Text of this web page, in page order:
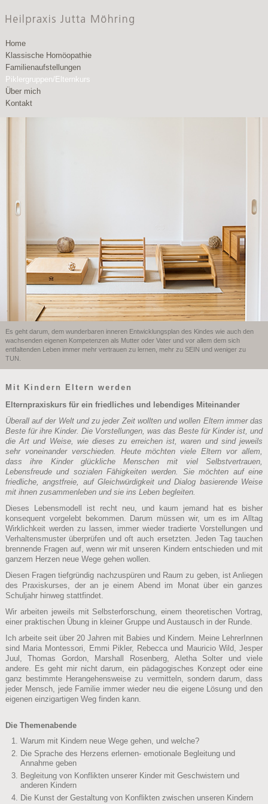
Home
Klassische Homöopathie
Familienaufstellungen
Piklergruppen/Elternkurs
Über mich
Kontakt
Es geht darum, dem wunderbaren inneren Entwicklungsplan des Kindes wie auch den
wachsenden eigenen Kompetenzen als Mutter oder Vater und vor allem dem sich
entfaltenden Leben immer mehr vertrauen zu lernen, mehr zu SEIN und weniger zu
TUN.
Mit Kindern Eltern werden
Elternpraxiskurs für ein friedliches und lebendiges Miteinander
Überall auf der Welt und zu jeder Zeit wollten und wollen Eltern immer das
Beste für ihre Kinder. Die Vorstellungen, was das Beste für Kinder ist, und
die Art und Weise, wie dieses zu erreichen ist, waren und sind jeweils
sehr voneinander verschieden. Heute möchten viele Eltern vor allem,
dass ihre Kinder glückliche Menschen mit viel Selbstvertrauen,
Lebensfreude und sozialen Fähigkeiten werden. Sie möchten auf eine
friedliche, angstfreie, auf Gleichwürdigkeit und Dialog basierende Weise
mit ihnen zusammenleben und sie ins Leben begleiten.
Dieses Lebensmodell ist recht neu, und kaum jemand hat es bisher
konsequent vorgelebt bekommen. Darum müssen wir, um es im Alltag
Wirklichkeit werden zu lassen, immer wieder tradierte Vorstellungen und
Verhaltensmuster überprüfen und oft auch ersetzten. Jeden Tag tauchen
brennende Fragen auf, wenn wir mit unseren Kindern entschieden und mit
ganzem Herzen neue Wege gehen wollen.
Diesen Fragen tiefgründig nachzuspüren und Raum zu geben, ist Anliegen
des Praxiskurses, der an je einem Abend im Monat über ein ganzes
Schuljahr hinweg stattfindet.
Wir arbeiten jeweils mit Selbsterforschung, einem theoretischen Vortrag,
einer praktischen Übung in kleiner Gruppe und Austausch in der Runde.
Ich arbeite seit über 20 Jahren mit Babies und Kindern. Meine LehrerInnen
sind Maria Montessori, Emmi Pikler, Rebecca und Mauricio Wild, Jesper
Juul, Thomas Gordon, Marshall Rosenberg, Aletha Solter und viele
andere. Es geht mir nicht darum, ein pädagogisches Konzept oder eine
ganz bestimmte Herangehensweise zu vermitteln, sondern darum, dass
jeder Mensch, jede Familie immer wieder neu die eigene Lösung und den
eigenen einzigartigen Weg finden kann.
Die Themenabende
Warum mit Kindern neue Wege gehen, und welche?
Die Sprache des Herzens erlernen- emotionale Begleitung und
Annahme geben
Begleitung von Konflikten unserer Kinder mit Geschwistern und
anderen Kindern
Die Kunst der Gestaltung von Konflikten zwischen unseren Kindern